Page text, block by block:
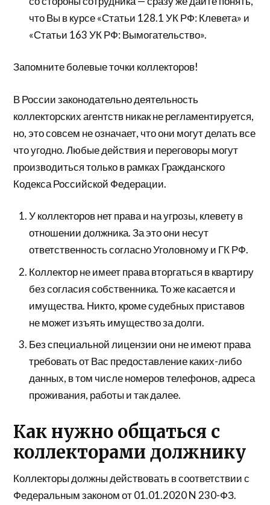
что Вы в курсе «Статьи 128.1 УК РФ: Клевета» и
«Статьи 163 УК РФ: Вымогательство».
Запомните болевые точки коллекторов!
В России законодательно деятельность
коллекторских агентств никак не регламентируется,
но, это совсем не означает, что они могут делать все
что угодно. Любые действия и переговоры могут
производиться только в рамках Гражданского
Кодекса Российской Федерации.
У коллекторов нет права и на угрозы, клевету в
отношении должника. За это они несут
ответственность согласно Уголовному и ГК РФ.
Коллектор не имеет права вторгаться в квартиру
без согласия собственника. То же касается и
имущества. Никто, кроме судебных приставов
не может изъять имущество за долги.
Без специальной лицензии они не имеют права
требовать от Вас предоставление каких-либо
данных, в том числе номеров телефонов, адреса
проживания, работы и так далее.
Как нужно общаться с
коллекторами должнику
Коллекторы должны действовать в соответствии с
Федеральным законом от 01.01.2020 N 230-ФЗ.